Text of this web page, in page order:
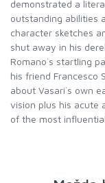
demonstrated a
outstanding abilities
character sketches
shut away in his
Romano`s startling
his friend Francesco
about Vasari`s own
vision plus his acute
of the most